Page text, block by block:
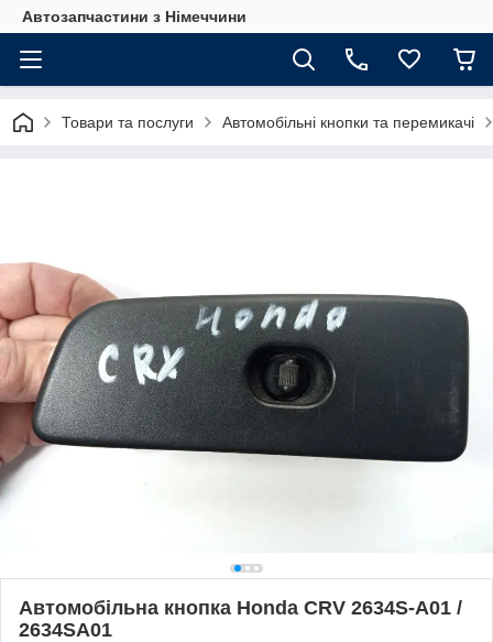
Автозапчастини з Німеччини
Товари та послуги Автомобільні кнопки та перемикачі
Автомобільна кнопка Honda CRV 2634S-A01 /
2634SA01